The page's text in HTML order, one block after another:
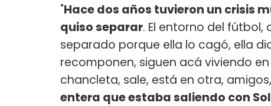
"Hace dos años tuvieron un crisis
quiso separar. El entorno del
separado porque ella lo cagó, ella
recomponen, siguen acá viviendo
chancleta, sale, está en otra,
entera que estaba saliendo con